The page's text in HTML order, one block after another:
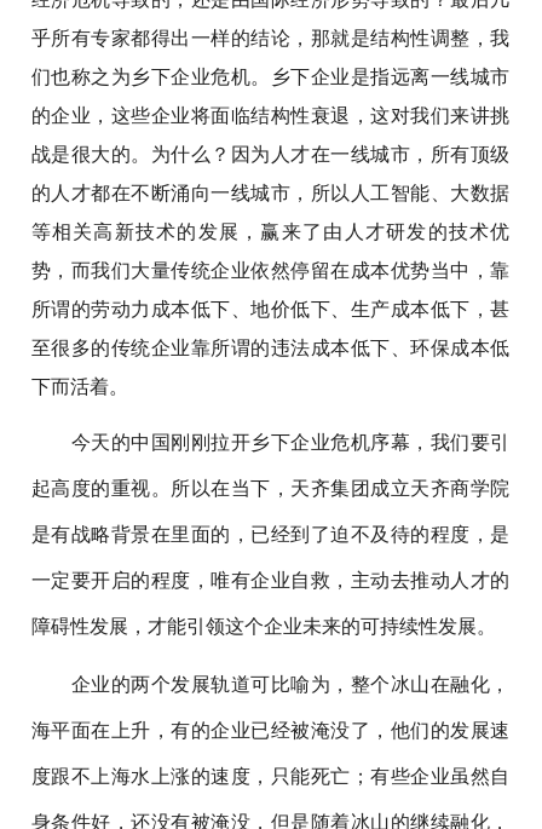
乎所有专家都得出一样的结论，那就是结构性调整，我
们也称之为乡下企业危机。乡下企业是指远离一线城市
的企业，这些企业将面临结构性衰退，这对我们来讲挑
战是很大的。为什么？因为人才在一线城市，所有顶级
的人才都在不断涌向一线城市，所以人工智能、大数据
等相关高新技术的发展，赢来了由人才研发的技术优
势，而我们大量传统企业依然停留在成本优势当中，靠
所谓的劳动力成本低下、地价低下、生产成本低下，甚
至很多的传统企业靠所谓的违法成本低下、环保成本低
下而活着。
今天的中国刚刚拉开乡下企业危机序幕，我们要引
起高度的重视。所以在当下，天齐集团成立天齐商学院
是有战略背景在里面的，已经到了迫不及待的程度，是
一定要开启的程度，唯有企业自救，主动去推动人才的
障碍性发展，才能引领这个企业未来的可持续性发展。
企业的两个发展轨道可比喻为，整个冰山在融化，
海平面在上升，有的企业已经被淹没了，他们的发展速
度跟不上海水上涨的速度，只能死亡；有些企业虽然自
身条件好，还没有被淹没，但是随着冰山的继续融化，